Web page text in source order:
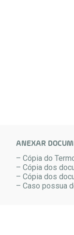
ANEXAR
– Cópia do
– Cópia dos
– Cópia dos
– Caso possua